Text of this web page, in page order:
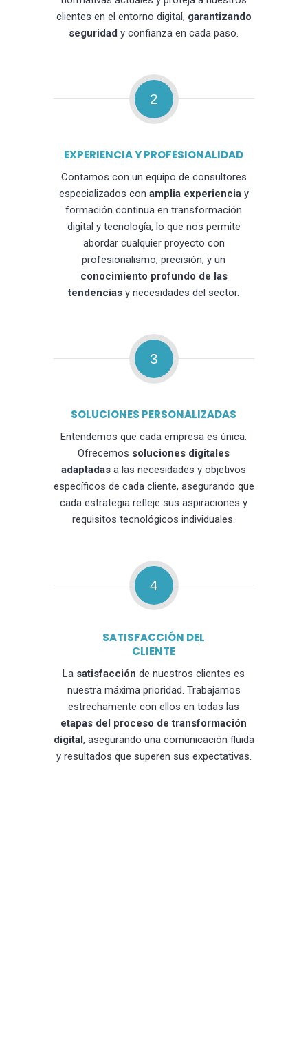
clientes en el entorno digital, garantizando
seguridad y confianza en cada paso.
2
EXPERIENCIA Y PROFESIONALIDAD
Contamos con un equipo de consultores
especializados con amplia experienciay
formación continua en transformación
digital y tecnología, lo que nos permite
abordar cualquier proyecto con
profesionalismo, precisión, y un
conocimiento profundo de las
tendencias y necesidades del sector.
3
SOLUCIONES PERSONALIZADAS
Entendemos que cada empresa es única.
Ofrecemos soluciones digitales
adaptadas a las necesidades y objetivos
específicos de cada cliente, asegurando que
cada estrategia refleje sus aspiraciones y
requisitos tecnológicos individuales.
4
SATISFACCIÓN DEL
CLIENTE
La satisfacción de nuestros clientes es
nuestra máxima prioridad. Trabajamos
estrechamente con ellos en todas las
etapas del proceso de transformación
digital, asegurando una comunicación fluida
y resultados que superen sus expectativas.